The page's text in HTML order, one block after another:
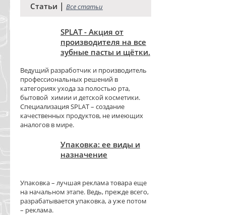
Статьи | Все статьи
SPLAT - Акция от
производителя на все
зубные пасты и щётки.
Ведущий разработчик и производитель
профессиональных решений в
категориях ухода за полостью рта,
бытовой химии и детской косметики.
Специализация SPLAT – создание
качественных продуктов, не имеющих
аналогов в мире.
Упаковка: ее виды и
назначение
Упаковка – лучшая реклама товара еще
на начальном этапе. Ведь, прежде всего,
разрабатывается упаковка, а уже потом
– реклама.